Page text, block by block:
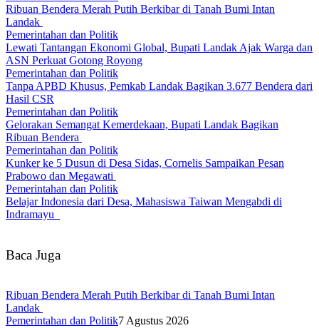
Ribuan Bendera Merah Putih Berkibar di Tanah Bumi Intan
Landak
Pemerintahan dan Politik
Lewati Tantangan Ekonomi Global, Bupati Landak Ajak Warga dan
ASN Perkuat Gotong Royong
Pemerintahan dan Politik
Tanpa APBD Khusus, Pemkab Landak Bagikan 3.677 Bendera dari
Hasil CSR
Pemerintahan dan Politik
Gelorakan Semangat Kemerdekaan, Bupati Landak Bagikan
Ribuan Bendera
Pemerintahan dan Politik
Kunker ke 5 Dusun di Desa Sidas, Cornelis Sampaikan Pesan
Prabowo dan Megawati
Pemerintahan dan Politik
Belajar Indonesia dari Desa, Mahasiswa Taiwan Mengabdi di
Indramayu
Baca Juga
Ribuan Bendera Merah Putih Berkibar di Tanah Bumi Intan
Landak
Pemerintahan dan Politik7 Agustus 2026